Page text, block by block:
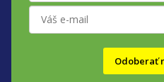
Odoberať